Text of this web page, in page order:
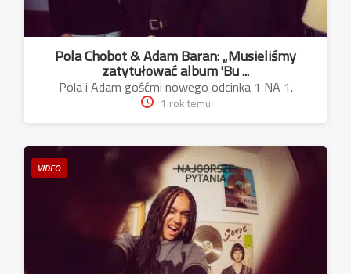
Pola Chobot & Adam Baran: „Musieliśmy
zatytułować album 'Bu ...
Pola i Adam gośćmi nowego odcinka 1 NA 1.
1 rok temu
VIDEO